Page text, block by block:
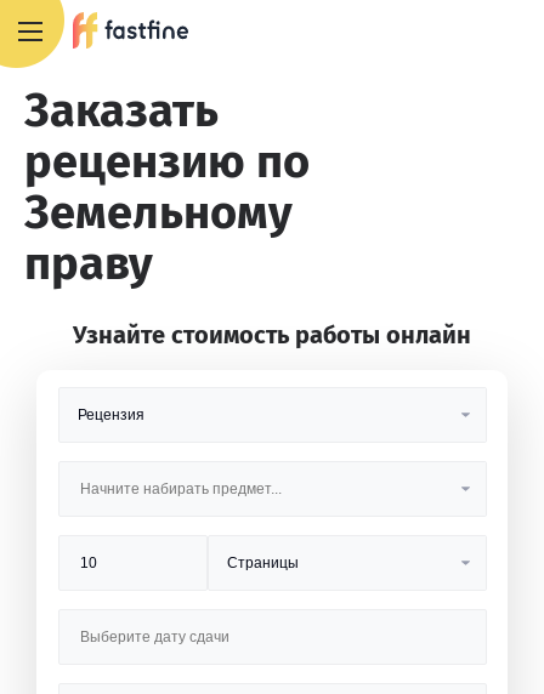
Заказать
рецензию по
Земельному
праву
Узнайте стоимость работы онлайн